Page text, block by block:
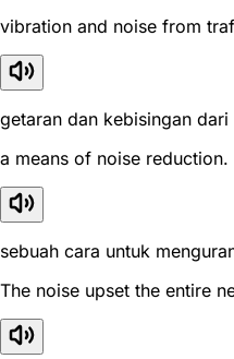
vibration and noise from
getaran dan kebisingan dari
a means of noise reduction.
sebuah cara untuk
The noise upset the entire